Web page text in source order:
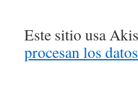
Este sitio usa
procesan los